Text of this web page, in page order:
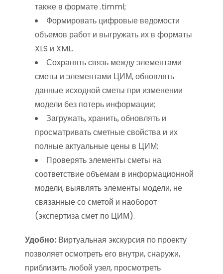
также в формате .timml;
Формировать цифровые ведомости
объемов работ и выгружать их в форматы
XLS и XML.
Сохранять связь между элементами
сметы и элементами ЦИМ, обновлять
данные исходной сметы при изменении
модели без потерь информации;
Загружать, хранить, обновлять и
просматривать сметные свойства и их
полные актуальные цены в ЦИМ;
Проверять элементы сметы на
соответствие объемам в информационной
модели, выявлять элементы модели, не
связанные со сметой и наоборот
(экспертиза смет по ЦИМ).
Удобно: Виртуальная экскурсия по проекту
позволяет осмотреть его внутри, снаружи,
приблизить любой узел, просмотреть